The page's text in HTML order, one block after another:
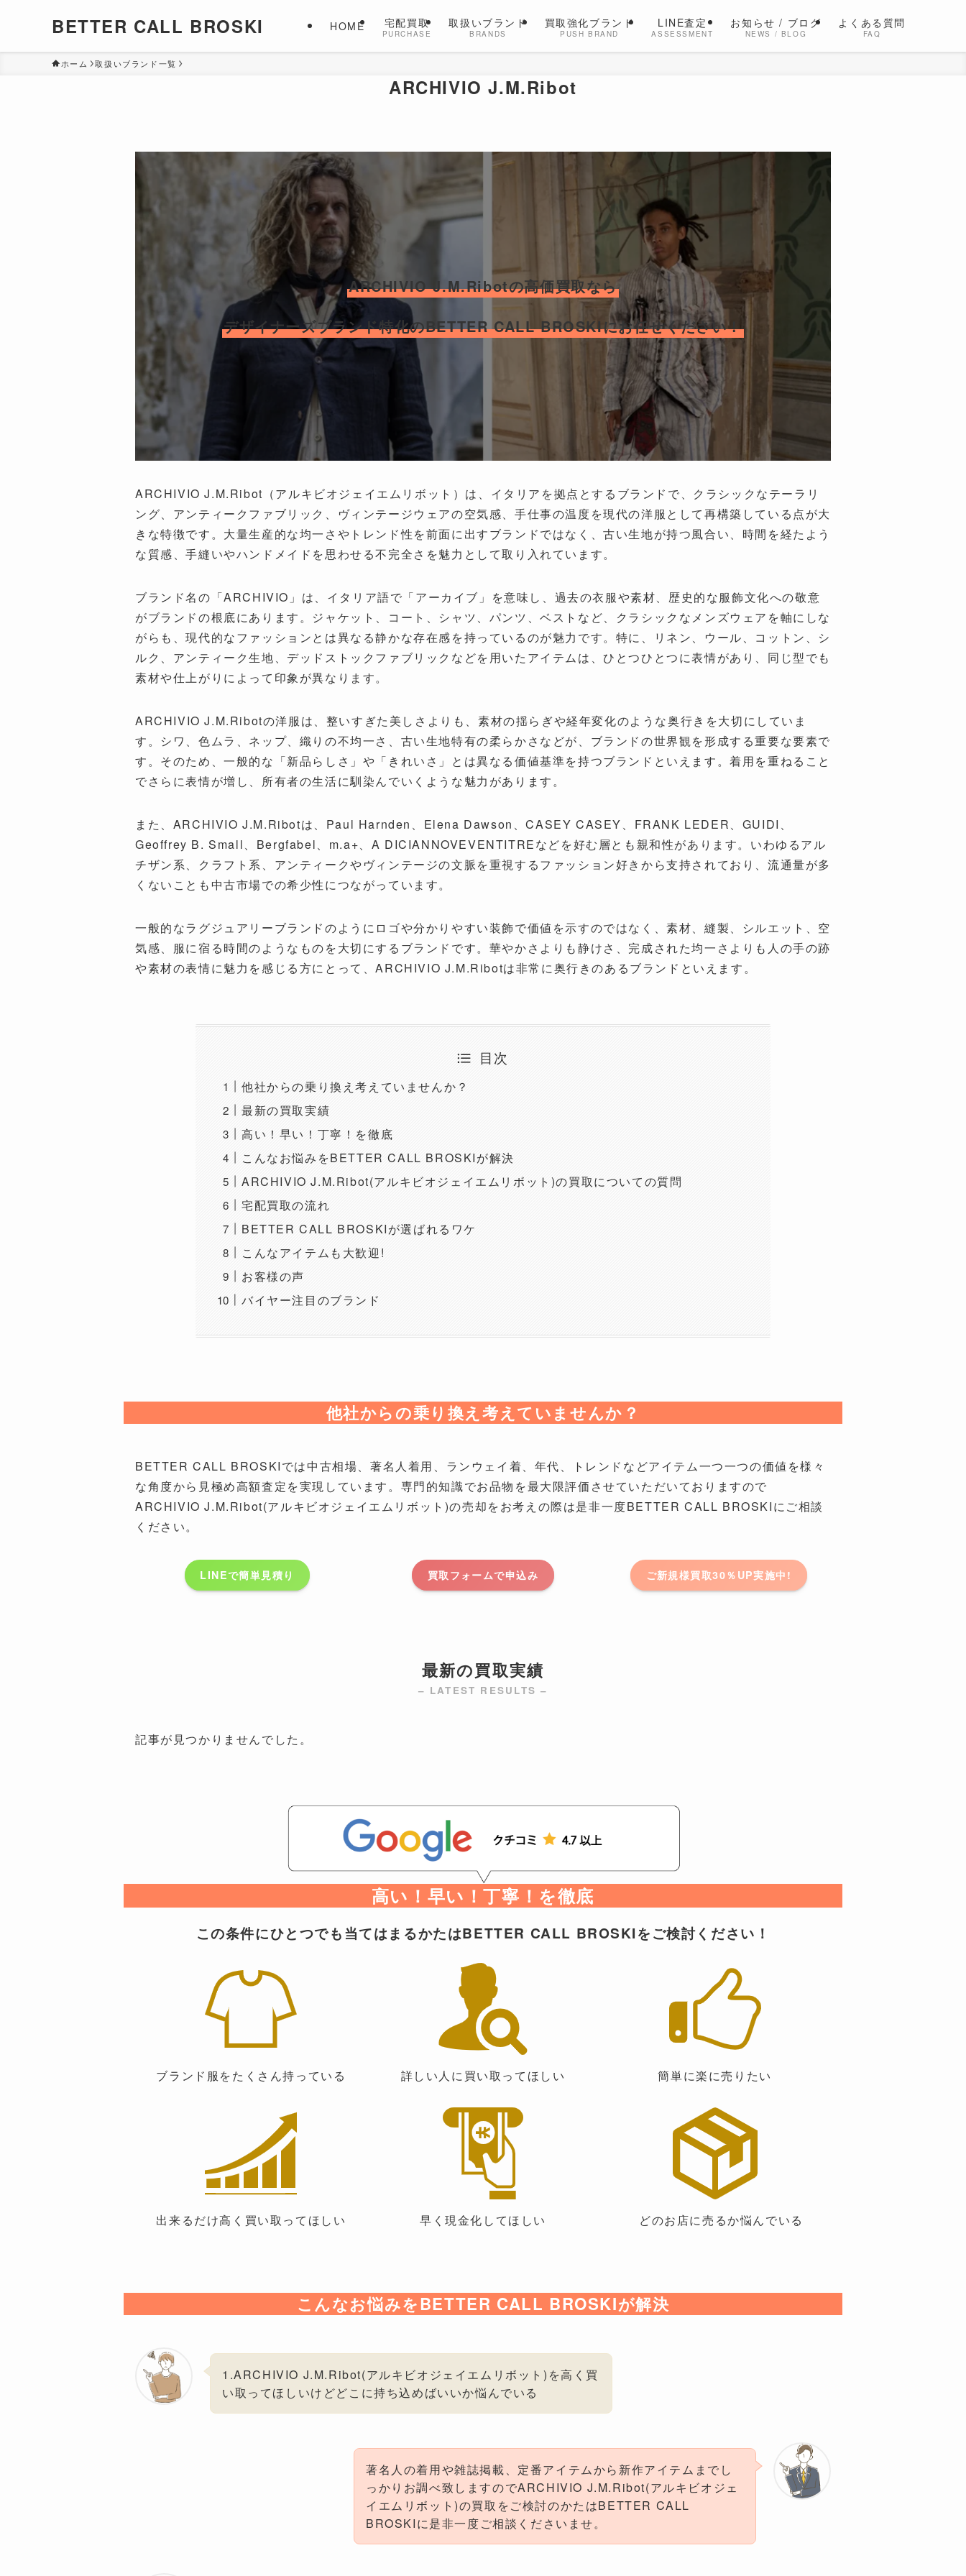
BETTER CALL BROSKI HOME 宅配買取
PURCHASE
取扱いブランド
BRANDS
買取強化ブランド
PUSH BRAND
LINE査定
ASSESSMENT
お知らせ / ブログ
NEWS / BLOG
よくある質問
FAQ
ホーム 取扱いブランド一覧
ARCHIVIO J.M.Ribot
ARCHIVIO J.M.Ribotの高価買取なら
デザイナーズブランド特化のBETTER CALL BROSKIにお任せください！
ARCHIVIO J.M.Ribot（アルキビオジェイエムリボット）は、イタリアを拠点とするブランドで、クラシックなテーラリ
ング、アンティークファブリック、ヴィンテージウェアの空気感、手仕事の温度を現代の洋服として再構築している点が大
きな特徴です。大量生産的な均一さやトレンド性を前面に出すブランドではなく、古い生地が持つ風合い、時間を経たよう
な質感、手縫いやハンドメイドを思わせる不完全さを魅力として取り入れています。
ブランド名の「ARCHIVIO」は、イタリア語で「アーカイブ」を意味し、過去の衣服や素材、歴史的な服飾文化への敬意
がブランドの根底にあります。ジャケット、コート、シャツ、パンツ、ベストなど、クラシックなメンズウェアを軸にしな
がらも、現代的なファッションとは異なる静かな存在感を持っているのが魅力です。特に、リネン、ウール、コットン、シ
ルク、アンティーク生地、デッドストックファブリックなどを用いたアイテムは、ひとつひとつに表情があり、同じ型でも
素材や仕上がりによって印象が異なります。
ARCHIVIO J.M.Ribotの洋服は、整いすぎた美しさよりも、素材の揺らぎや経年変化のような奥行きを大切にしていま
す。シワ、色ムラ、ネップ、織りの不均一さ、古い生地特有の柔らかさなどが、ブランドの世界観を形成する重要な要素で
す。そのため、一般的な「新品らしさ」や「きれいさ」とは異なる価値基準を持つブランドといえます。着用を重ねること
でさらに表情が増し、所有者の生活に馴染んでいくような魅力があります。
また、ARCHIVIO J.M.Ribotは、Paul Harnden、Elena Dawson、CASEY CASEY、FRANK LEDER、GUIDI、
Geoffrey B. Small、Bergfabel、m.a+、A DICIANNOVEVENTITREなどを好む層とも親和性があります。いわゆるアル
チザン系、クラフト系、アンティークやヴィンテージの文脈を重視するファッション好きから支持されており、流通量が多
くないことも中古市場での希少性につながっています。
一般的なラグジュアリーブランドのようにロゴや分かりやすい装飾で価値を示すのではなく、素材、縫製、シルエット、空
気感、服に宿る時間のようなものを大切にするブランドです。華やかさよりも静けさ、完成された均一さよりも人の手の跡
や素材の表情に魅力を感じる方にとって、ARCHIVIO J.M.Ribotは非常に奥行きのあるブランドといえます。
目次
他社からの乗り換え考えていませんか？
最新の買取実績
高い！早い！丁寧！を徹底
こんなお悩みをBETTER CALL BROSKIが解決
ARCHIVIO J.M.Ribot(アルキビオジェイエムリボット)の買取についての質問
宅配買取の流れ
BETTER CALL BROSKIが選ばれるワケ
こんなアイテムも大歓迎!
お客様の声
バイヤー注目のブランド
他社からの乗り換え考えていませんか？
BETTER CALL BROSKIでは中古相場、著名人着用、ランウェイ着、年代、トレンドなどアイテム一つ一つの価値を様々
な角度から見極め高額査定を実現しています。専門的知識でお品物を最大限評価させていただいておりますので
ARCHIVIO J.M.Ribot(アルキビオジェイエムリボット)の売却をお考えの際は是非一度BETTER CALL BROSKIにご相談
ください。
LINEで簡単見積り 買取フォームで申込み ご新規様買取30％UP実施中!
最新の買取実績
– LATEST RESULTS –
記事が見つかりませんでした。
高い！早い！丁寧！を徹底
この条件にひとつでも当てはまるかたはBETTER CALL BROSKIをご検討ください！
ブランド服をたくさん持っている 詳しい人に買い取ってほしい 簡単に楽に売りたい
出来るだけ高く買い取ってほしい 早く現金化してほしい どのお店に売るか悩んでいる
こんなお悩みをBETTER CALL BROSKIが解決
1.ARCHIVIO J.M.Ribot(アルキビオジェイエムリボット)を高く買
い取ってほしいけどどこに持ち込めばいいか悩んでいる
著名人の着用や雑誌掲載、定番アイテムから新作アイテムまでし
っかりお調べ致しますのでARCHIVIO J.M.Ribot(アルキビオジェ
イエムリボット)の買取をご検討のかたはBETTER CALL
BROSKIに是非一度ご相談くださいませ。